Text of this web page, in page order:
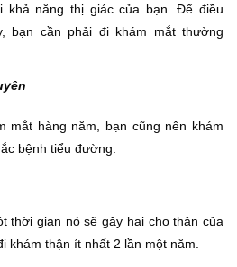
khả năng thị giác của bạn. Để điều
bạn cần phải đi khám mắt thường
mắt hàng năm, bạn cũng nên khám
bệnh tiểu đường.
thời gian nó sẽ gây hại cho thận của
khám thận ít nhất 2 lần một năm.